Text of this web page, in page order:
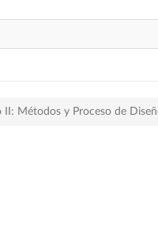
II: Métodos y Proceso de